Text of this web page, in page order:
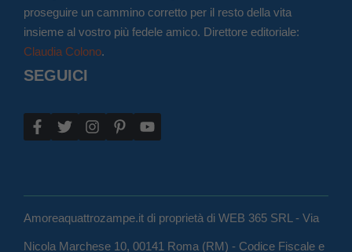
proseguire un cammino corretto per il resto della vita
insieme al vostro più fedele amico. Direttore editoriale:
Claudia Colono.
SEGUICI
Amoreaquattrozampe.it di proprietà di WEB 365 SRL - Via
Nicola Marchese 10, 00141 Roma (RM) - Codice Fiscale e